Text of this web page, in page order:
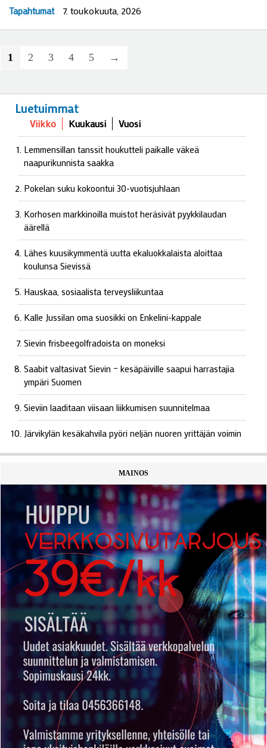
Tapahtumat 7. toukokuuta, 2026
1 2 3 4 5 →
Luetuimmat
Viikko Kuukausi Vuosi
Lemmensillan tanssit houkutteli paikalle väkeä
naapurikunnista saakka
Pokelan suku kokoontui 30-vuotisjuhlaan
Korhosen markkinoilla muistot heräsivät pyykkilaudan
äärellä
Lähes kuusikymmentä uutta ekaluokkalaista aloittaa
koulunsa Sievissä
Hauskaa, sosiaalista terveysliikuntaa
Kalle Jussilan oma suosikki on Enkelini-kappale
Sievin frisbeegolfradoista on moneksi
Saabit valtasivat Sievin – kesäpäiville saapui harrastajia
ympäri Suomen
Sieviin laaditaan viisaan liikkumisen suunnitelmaa
Järvikylän kesäkahvila pyöri neljän nuoren yrittäjän voimin
MAINOS